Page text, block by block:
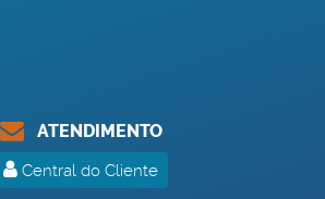
ATENDIMENTO
Central do Cliente